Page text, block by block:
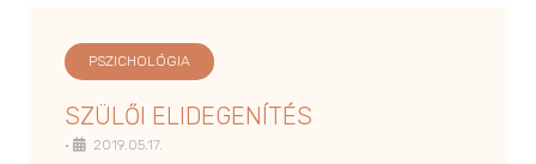
PSZICHOLÓGIA
SZÜLŐI ELIDEGENÍTÉS
• 2019.05.17.